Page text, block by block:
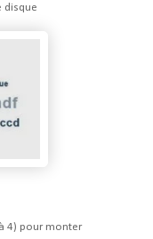
disque
4) pour monter